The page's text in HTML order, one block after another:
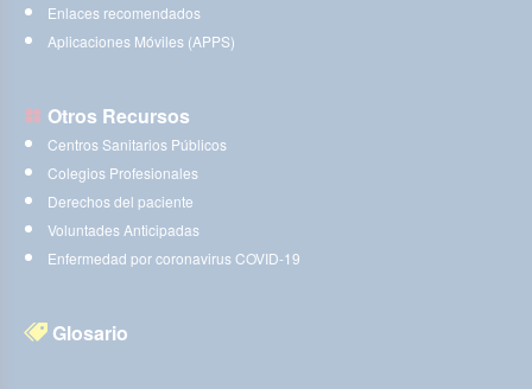
Enlaces recomendados
Aplicaciones Móviles (APPS)
Otros Recursos
Centros Sanitarios Públicos
Colegios Profesionales
Derechos del paciente
Voluntades Anticipadas
Enfermedad por coronavirus COVID-19
Glosario